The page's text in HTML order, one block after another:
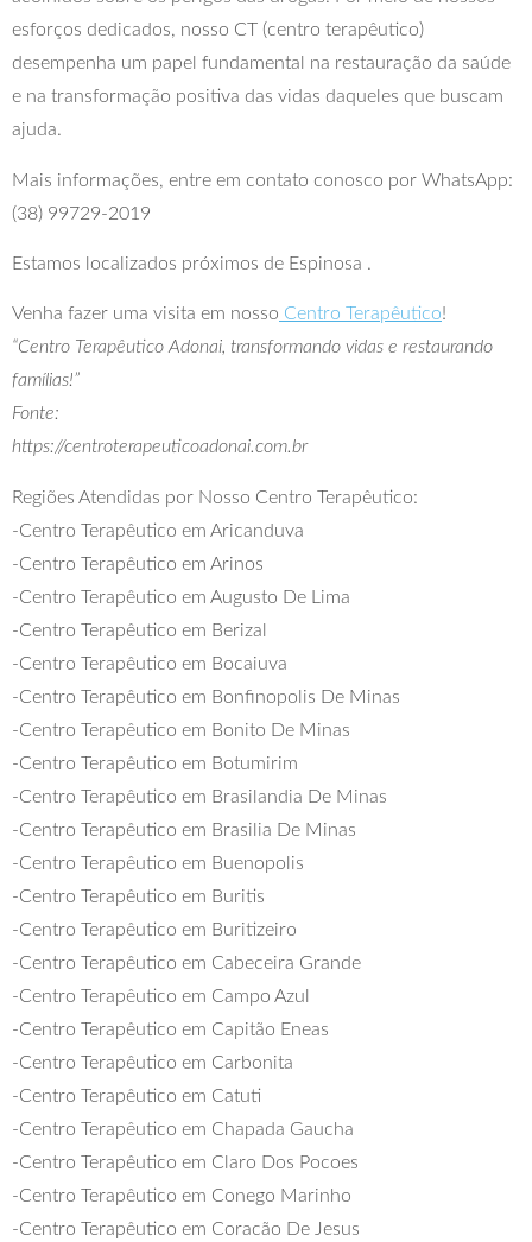
esforços dedicados, nosso CT (centro terapêutico)
desempenha um papel fundamental na restauração da saúde
e na transformação positiva das vidas daqueles que buscam
ajuda.
Mais informações, entre em contato conosco por WhatsApp:
(38) 99729-2019
Estamos localizados próximos de Espinosa .
Venha fazer uma visita em nosso Centro Terapêutico!
“Centro Terapêutico Adonai, transformando vidas e restaurando
famílias!”
Fonte:
https://centroterapeuticoadonai.com.br
Regiões Atendidas por Nosso Centro Terapêutico:
-Centro Terapêutico em Aricanduva
-Centro Terapêutico em Arinos
-Centro Terapêutico em Augusto De Lima
-Centro Terapêutico em Berizal
-Centro Terapêutico em Bocaiuva
-Centro Terapêutico em Bonfinopolis De Minas
-Centro Terapêutico em Bonito De Minas
-Centro Terapêutico em Botumirim
-Centro Terapêutico em Brasilandia De Minas
-Centro Terapêutico em Brasilia De Minas
-Centro Terapêutico em Buenopolis
-Centro Terapêutico em Buritis
-Centro Terapêutico em Buritizeiro
-Centro Terapêutico em Cabeceira Grande
-Centro Terapêutico em Campo Azul
-Centro Terapêutico em Capitão Eneas
-Centro Terapêutico em Carbonita
-Centro Terapêutico em Catuti
-Centro Terapêutico em Chapada Gaucha
-Centro Terapêutico em Claro Dos Pocoes
-Centro Terapêutico em Conego Marinho
-Centro Terapêutico em Coracão De Jesus